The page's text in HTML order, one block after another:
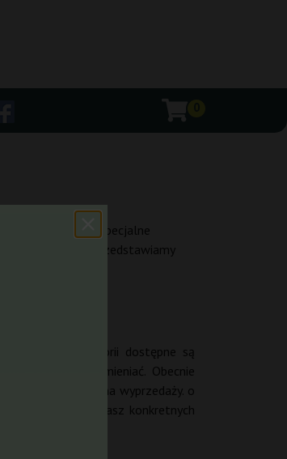
nasiona czy specjalne
okazje. Poniżej przedstawiamy
-50%. W kategorii dostępne są
szybko się zmieniać. Obecnie
odmiany na wyprzedaży. o
jeśli szukasz konkretnych